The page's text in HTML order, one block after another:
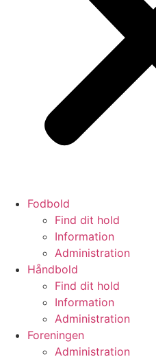
Fodbold
Find dit hold
Information
Administration
Håndbold
Find dit hold
Information
Administration
Foreningen
Administration